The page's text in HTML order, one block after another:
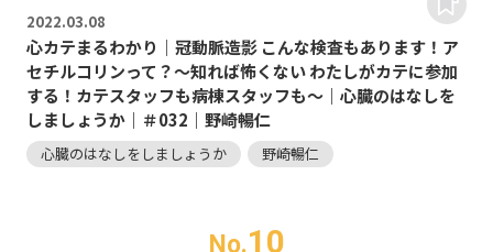
2022.03.08
心カテまるわかり｜冠動脈造影 こんな検査もあります！ア
セチルコリンって？～知れば怖くない わたしがカテに参加
する！カテスタッフも病棟スタッフも～｜心臓のはなしを
しましょうか｜＃032｜野崎暢仁
心臓のはなしをしましょうか 野崎暢仁
No.10